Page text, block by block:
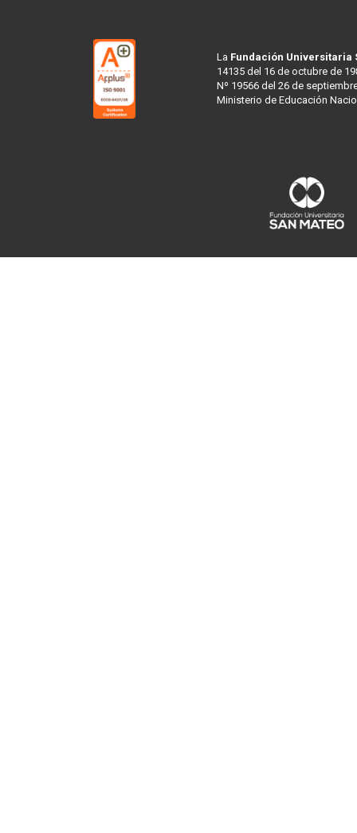
La Fundación Universitaria
14135 del 16 de octubre de
Nº 19566 del 26 de
Ministerio de Educación